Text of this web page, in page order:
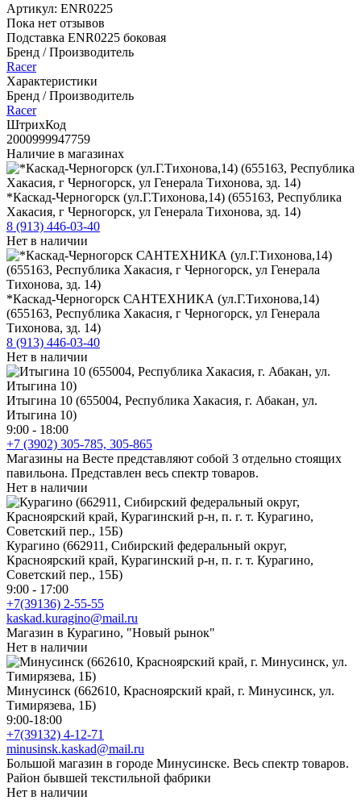
Артикул: ENR0225
Пока нет отзывов
Подставка ENR0225 боковая
Бренд / Производитель
Racer
Характеристики
Бренд / Производитель
Racer
ШтрихКод
2000999947759
Наличие в магазинах
*Каскад-Черногорск (ул.Г.Тихонова,14) (655163, Республика
Хакасия, г Черногорск, ул Генерала Тихонова, зд. 14)
8 (913) 446-03-40
Нет в наличии
*Каскад-Черногорск САНТЕХНИКА (ул.Г.Тихонова,14)
(655163, Республика Хакасия, г Черногорск, ул Генерала
Тихонова, зд. 14)
8 (913) 446-03-40
Нет в наличии
Итыгина 10 (655004, Республика Хакасия, г. Абакан, ул.
Итыгина 10)
9:00 - 18:00
+7 (3902) 305-785, 305-865
Магазины на Весте представляют собой 3 отдельно стоящих
павильона. Представлен весь спектр товаров.
Нет в наличии
Курагино (662911, Сибирский федеральный округ,
Красноярский край, Курагинский р-н, п. г. т. Курагино,
Советский пер., 15Б)
9:00 - 17:00
+7(39136) 2-55-55
kaskad.kuragino@mail.ru
Магазин в Курагино, "Новый рынок"
Нет в наличии
Минусинск (662610, Красноярский край, г. Минусинск, ул.
Тимирязева, 1Б)
9:00-18:00
+7(39132) 4-12-71
minusinsk.kaskad@mail.ru
Большой магазин в городе Минусинске. Весь спектр товаров.
Район бывшей текстильной фабрики
Нет в наличии